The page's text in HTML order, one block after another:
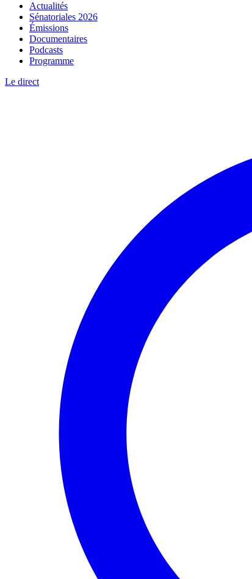
Actualités
Sénatoriales 2026
Émissions
Documentaires
Podcasts
Programme
Le direct